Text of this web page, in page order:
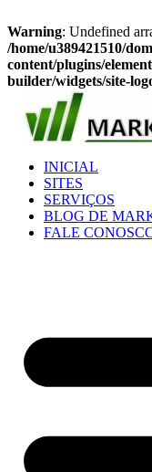
Warning: Undefined
/home/u389421510/
content/plugins/
builder/widgets/site-
para
conteúdo
INICIAL
SITES
SERVIÇOS
BLOG DE
FALE